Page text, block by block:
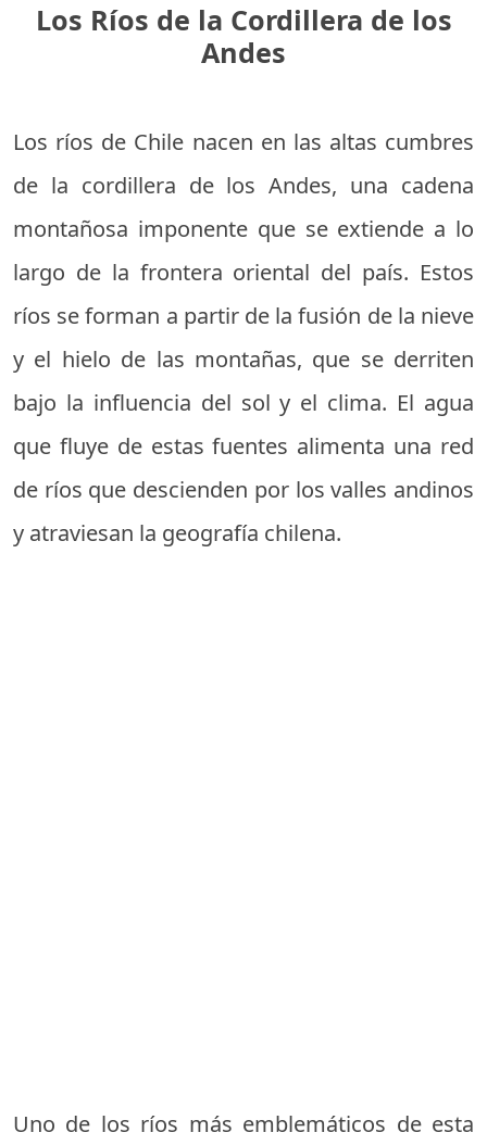
Los Ríos de la Cordillera de los
Andes
Los ríos de Chile nacen en las altas cumbres
de la cordillera de los Andes, una cadena
montañosa imponente que se extiende a lo
largo de la frontera oriental del país. Estos
ríos se forman a partir de la fusión de la nieve
y el hielo de las montañas, que se derriten
bajo la influencia del sol y el clima. El agua
que fluye de estas fuentes alimenta una red
de ríos que descienden por los valles andinos
y atraviesan la geografía chilena.
Uno de los ríos más emblemáticos de esta